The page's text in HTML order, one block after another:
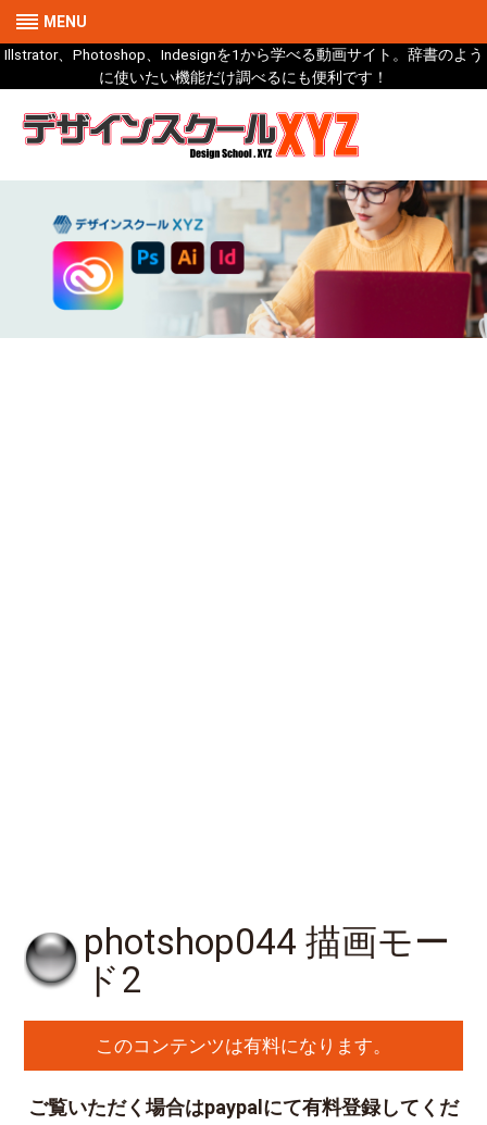
MENU
Illstrator、Photoshop、Indesignを1から学べる動画サイト。辞書のよう
に使いたい機能だけ調べるにも便利です！
photshop044 描画モー
ド2
このコンテンツは有料になります。
ご覧いただく場合はpaypalにて有料登録してくだ